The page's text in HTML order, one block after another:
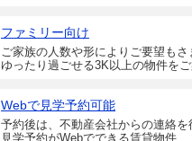
ファミリー向け
ご家族の人数や形によりご要望もさ
ゆったり過ごせる3K以上の物件を
Webで見学予約可能
予約後は、不動産会社からの連絡を
見学予約がWebでできる賃貸物件